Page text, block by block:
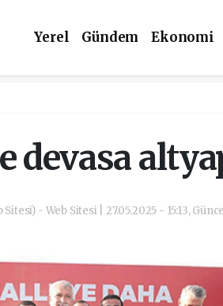
Yerel Gündem Ekonomi
devasa
Sitesi) - Web Sitesi | 27.05.2025 - 15:13,